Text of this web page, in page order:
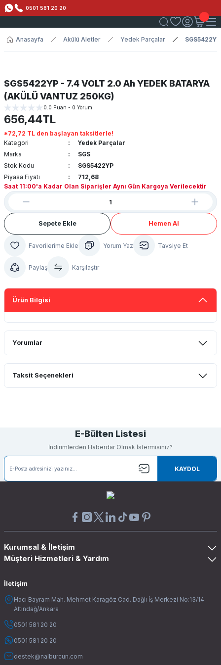
0501 581 20 20
Anasayfa Akülü Aletler Yedek Parçalar
SGS5422YP - 7.4 VOLT 2.0 Ah YEDEK BATARYA
(AKÜLÜ VANTUZ 250KG)
0.0 Puan - 0 Yorum
656,44TL
*72,72 TL den başlayan taksitlerle!
Kategori
Yedek Parçalar
Marka
SGS
Stok Kodu
SGS5422YP
Piyasa Fiyatı
712,68
Saat 11:00'a Kadar Olan Siparişler Aynı Gün Kargoya Verilecektir
Sepete Ekle Hemen Al
Yorum Yaz Tavsiye Et
Paylaş Karşılaştır
Ürün Bilgisi
Yorumlar
Bu ürüne ilk yorumu siz yapın!
Taksit Seçenekleri
E-Bülten Listesi
İndirimlerden Haberdar Olmak İstermisiniz?
KAYDOL
Kurumsal & İletişim
Müşteri Hizmetleri & Yardım
İletişim
Hacı Bayram Mah. Mehmet Karagöz Cad. Dağlı İş Merkezi No:13/14
Altındağ/Ankara
0501 581 20 20
0501 581 20 20
destek@nalburcun.com